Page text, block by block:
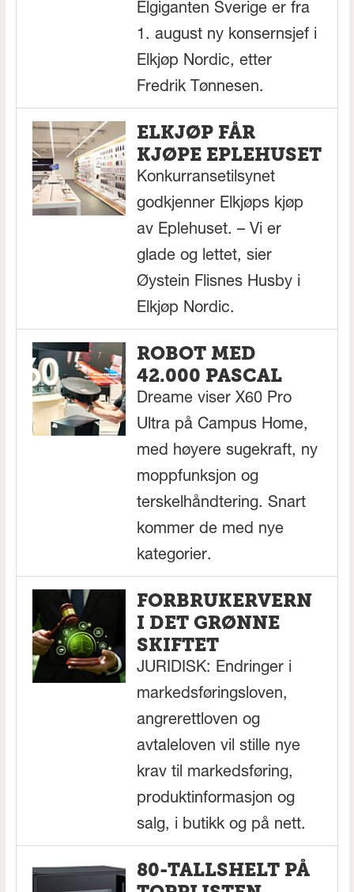
Elgiganten Sverige er fra
1. august ny konsernsjef i
Elkjøp Nordic, etter
Fredrik Tønnesen.
ELKJØP FÅR
KJØPE EPLEHUSET
Konkurransetilsynet
godkjenner Elkjøps kjøp
av Eplehuset. – Vi er
glade og lettet, sier
Øystein Flisnes Husby i
Elkjøp Nordic.
ROBOT MED
42.000 PASCAL
Dreame viser X60 Pro
Ultra på Campus Home,
med høyere sugekraft, ny
moppfunksjon og
terskelhåndtering. Snart
kommer de med nye
kategorier.
FORBRUKERVERN
I DET GRØNNE
SKIFTET
JURIDISK: Endringer i
markedsføringsloven,
angrerettloven og
avtaleloven vil stille nye
krav til markedsføring,
produktinformasjon og
salg, i butikk og på nett.
80-TALLSHELT PÅ